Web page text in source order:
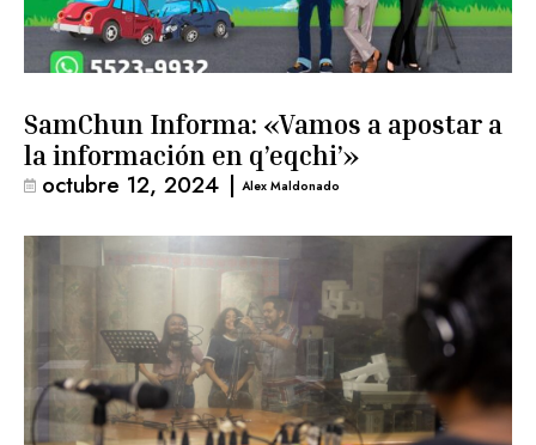
SamChun Informa: «Vamos a apostar a
la información en q’eqchi’»
octubre 12, 2024 | Alex Maldonado